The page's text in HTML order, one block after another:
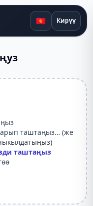
🇰🇬 Кирүү
таштаңыз… (же
таштаңыз